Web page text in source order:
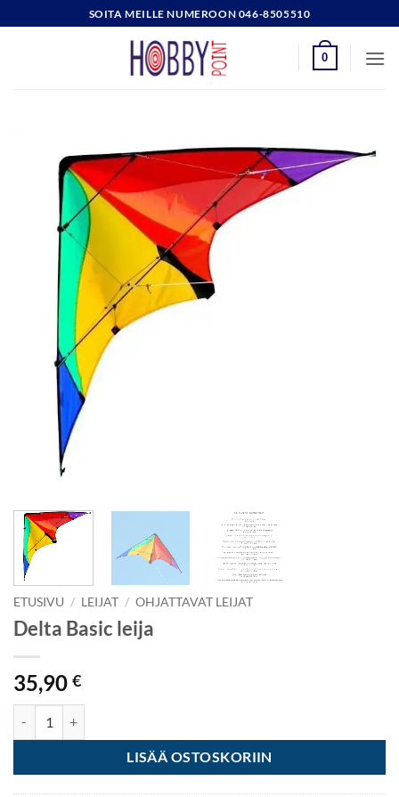
to
SOITA MEILLE NUMEROON 046-8505510
0
ETUSIVU / LEIJAT / OHJATTAVAT LEIJAT
Delta Basic leija
35,90 €
LISÄÄ OSTOSKORIIN